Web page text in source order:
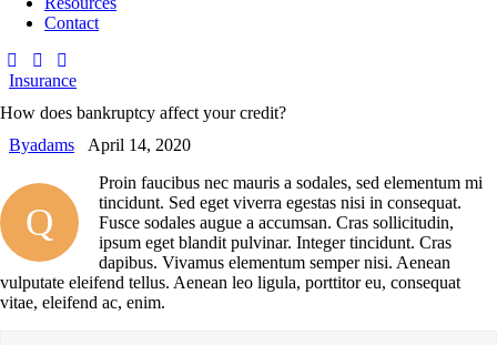
Contact
Insurance
How does bankruptcy affect your credit?
Byadams April 14, 2020
Q
Proin faucibus nec mauris a sodales, sed elementum mi
tincidunt. Sed eget viverra egestas nisi in consequat.
Fusce sodales augue a accumsan. Cras sollicitudin,
ipsum eget blandit pulvinar. Integer tincidunt. Cras
dapibus. Vivamus elementum semper nisi. Aenean
vulputate eleifend tellus. Aenean leo ligula, porttitor eu, consequat
vitae, eleifend ac, enim.